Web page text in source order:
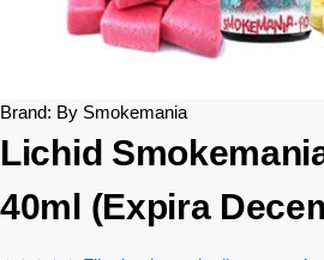
Brand: By Smokemania
Lichid
40ml (Expira